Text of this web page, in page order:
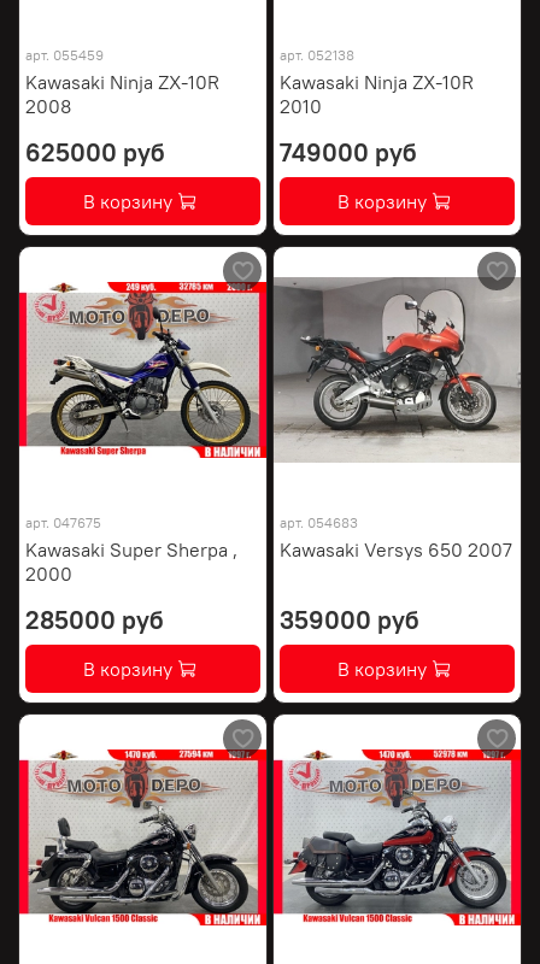
арт. 055459
Kawasaki Ninja ZX-10R
2008
625000 руб
В корзину
арт. 052138
Kawasaki Ninja ZX-10R
2010
749000 руб
В корзину
арт. 047675
Kawasaki Super Sherpa ,
2000
285000 руб
В корзину
арт. 054683
Kawasaki Versys 650 2007
359000 руб
В корзину